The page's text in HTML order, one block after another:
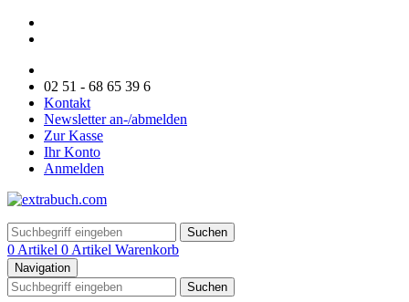
02 51 - 68 65 39 6
Kontakt
Newsletter an-/abmelden
Zur Kasse
Ihr Konto
Anmelden
Suchen
0 Artikel 0 Artikel Warenkorb
Navigation
Suchen